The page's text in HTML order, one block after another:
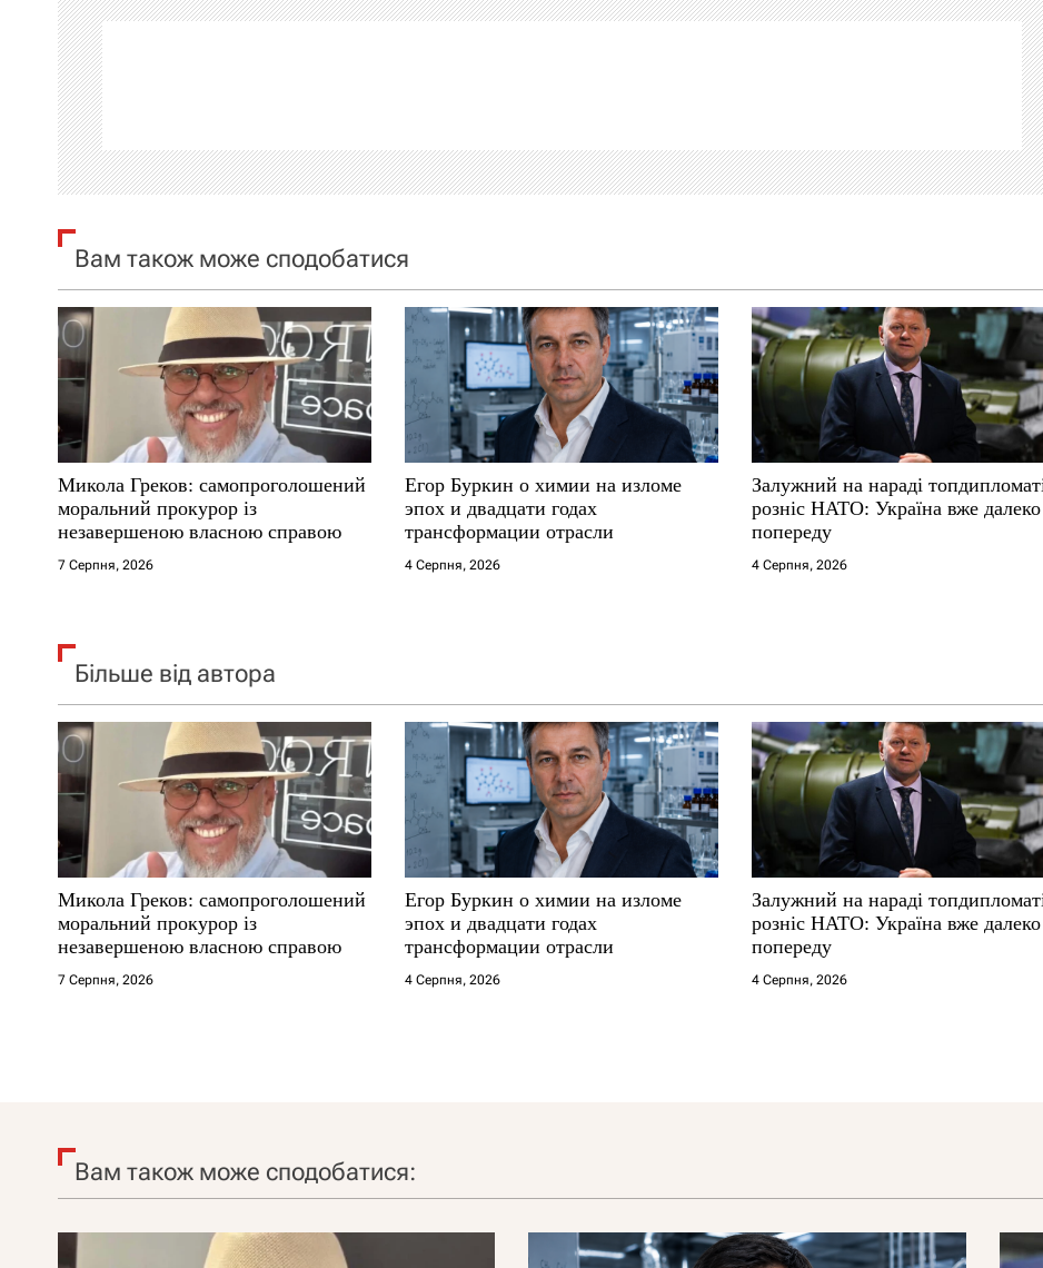
г
а
ц
і
я
а
п
и
с
і
в
Вам також може сподобатися
Микола Греков: самопроголошений
моральний прокурор із
незавершеною власною справою
7 Серпня, 2026
Егор Буркин о химии на изломе
эпох и двадцати годах
трансформации отрасли
4 Серпня, 2026
Залужний на нараді
розніс НАТО: Україна вже далеко
попереду
4 Серпня, 2026
Більше від автора
Микола Греков: самопроголошений
моральний прокурор із
незавершеною власною справою
7 Серпня, 2026
Егор Буркин о химии на изломе
эпох и двадцати годах
трансформации отрасли
4 Серпня, 2026
Залужний на нараді
розніс НАТО: Україна вже далеко
попереду
4 Серпня, 2026
Вам також може сподобатися: